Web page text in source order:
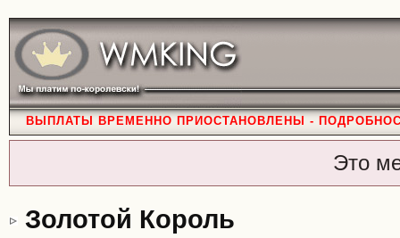
ВЫПЛАТЫ ВРЕМЕННО ПРИОСТАНОВЛЕНЫ -
Это
Золотой Король